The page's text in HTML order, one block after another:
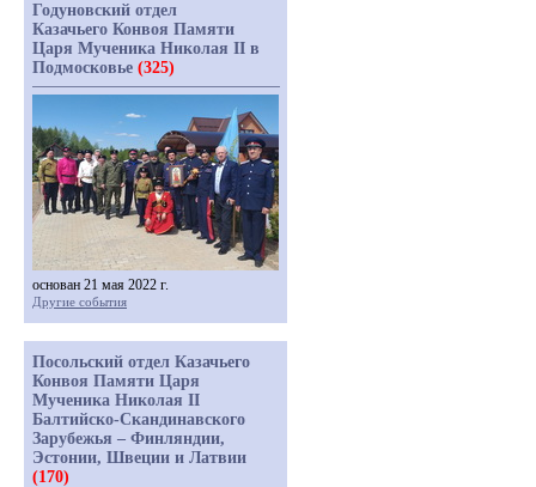
Годуновский отдел
Казачьего Конвоя Памяти
Царя Мученика Николая II в
Подмосковье (325)
основан 21 мая 2022 г.
Другие события
Посольский отдел Казачьего
Конвоя Памяти Царя
Мученика Николая II
Балтийско-Скандинавского
Зарубежья – Финляндии,
Эстонии, Швеции и Латвии
(170)